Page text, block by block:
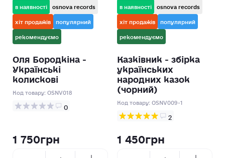
в наявності osnova records
хіт продажів популярний
рекомендуємо
Оля Бородкіна -
Українські
колискові
Код товару:OSNV018
0
1 750грн
в наявності osnova records
хіт продажів популярний
рекомендуємо
Казківник - збірка
українських
народних казок
(чорний)
Код товару:OSNV009-1
2
1 450грн